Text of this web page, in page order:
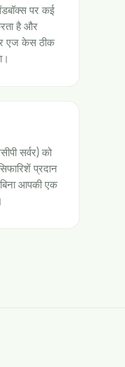
पर कई
है और
एज केस ठीक
सर्वर) को
प्रदान
आपकी एक